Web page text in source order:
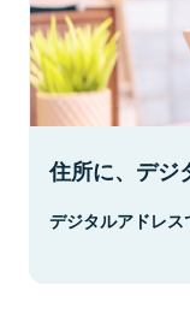
住所に、デジ
デジタルアドレス